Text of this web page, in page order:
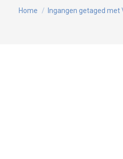
Je bent hier:
Home Ingangen getaged met